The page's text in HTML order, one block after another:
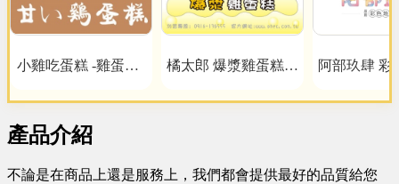
小雞吃蛋糕 -雞蛋糕x
橘太郎 爆漿雞蛋糕日
阿部玖肆 彩
產品介紹
不論是在商品上還是服務上，我們都會提供最好的品質給您